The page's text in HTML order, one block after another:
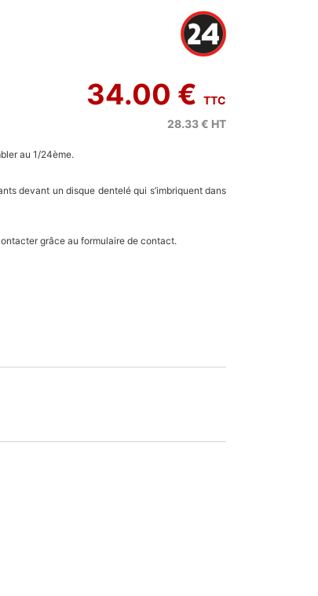
34.00 € TTC
28.33 € HT
au 1/24ème.
devant un disque dentelé qui s’imbriquent dans
grâce au formulaire de contact.